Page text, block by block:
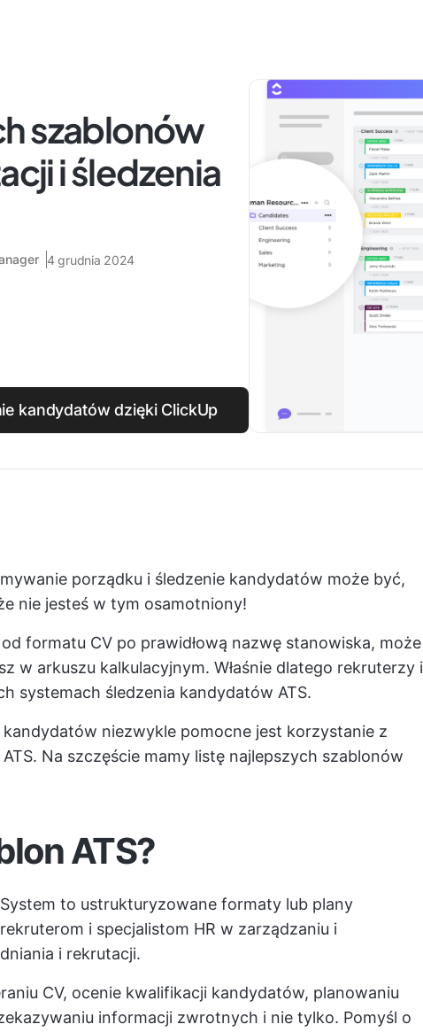
szablonów
i śledzenia
4 grudnia 2024
kandydatów dzięki ClickUp
porządku i śledzenie kandydatów może być,
nie jesteś w tym osamotniony!
formatu CV po prawidłową nazwę stanowiska, może
w arkuszu kalkulacyjnym. Właśnie dlatego rekruterzy i
systemach śledzenia kandydatów ATS.
niezwykle pomocne jest korzystanie z
Na szczęście mamy listę najlepszych szablonów
ATS?
to ustrukturyzowane formaty lub plany
i specjalistom HR w zarządzaniu i
i rekrutacji.
CV, ocenie kwalifikacji kandydatów, planowaniu
informacji zwrotnych i nie tylko. Pomyśl o